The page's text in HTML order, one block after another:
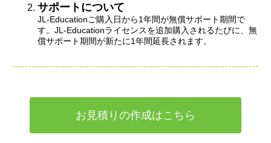
サポートについて
JL-Educationご購入日から1年間が無償サポート期間で
す。JL-Educationライセンスを追加購入されるたびに、無
償サポート期間が新たに1年間延長されます。
お見積りの作成はこちら